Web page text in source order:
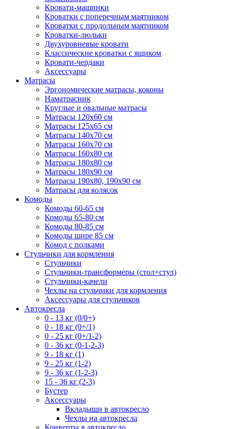
Кровати-машинки
Кроватки с поперечным маятником
Кроватки с продольным маятником
Кроватки-люльки
Двухуровневые кровати
Классические кроватки с ящиком
Кровати-чердаки
Аксессуары
Матрасы
Эргономические матрасы, коконы
Наматрасник
Круглые и овальные матрасы
Матрасы 120х60 см
Матрасы 125х65 см
Матрасы 140х70 см
Матрасы 160х70 см
Матрасы 160х80 см
Матрасы 180х80 см
Матрасы 180х90 см
Матрасы 190х80, 190х90 см
Матрасы для колясок
Комоды
Комоды 60-65 см
Комоды 65-80 см
Комоды 80-85 см
Комоды шире 85 см
Комод с полками
Стульчики для кормления
Стульчики
Стульчики-трансформеры (стол+стул)
Стульчики-качели
Чехлы на стульчики для кормления
Аксессуары для стульчиков
Автокресла
0 - 13 кг (0/0+)
0 - 18 кг (0+/1)
0 - 25 кг (0+/1-2)
0 - 36 кг (0-1-2-3)
9 - 18 кг (1)
9 - 25 кг (1-2)
9 - 36 кг (1-2-3)
15 - 36 кг (2-3)
Бустер
Аксессуары
Вкладыши в автокресло
Чехлы на автокресла
Конверты в автокресло